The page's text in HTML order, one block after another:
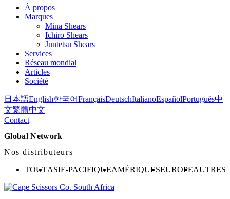
À propos
Marques
Mina Shears
Ichiro Shears
Juntetsu Shears
Services
Réseau mondial
Articles
Société
日本語English한국어FrançaisDeutschItalianoEspañolPortuguês中
文繁體中文
Contact
Global Network
Nos distributeurs
TOUTASIE-PACIFIQUEAMÉRIQUESEUROPEAUTRES